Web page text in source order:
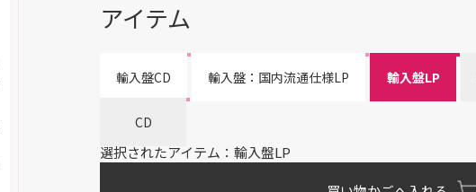
アイテム
輸入盤CD 輸入盤：国内流通仕様LP 輸入盤LP
CD
選択されたアイテム：輸入盤LP